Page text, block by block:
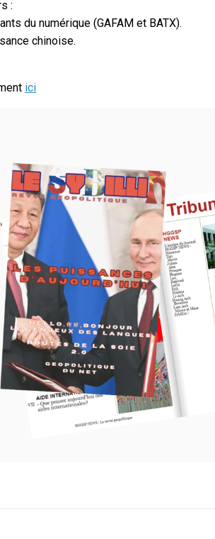
:
du numérique (GAFAM et BATX).
chinoise.
ici